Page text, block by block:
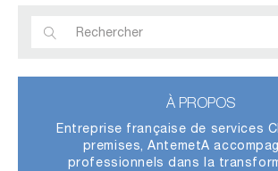
À PROPOS
Entreprise française de services
premises, AntemetA
professionnels dans la